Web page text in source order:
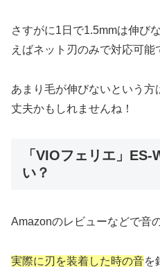
さすがに1日で1.5mmは伸び
えばネット刃のみで対応可能
あまり毛が伸びないという
丈夫かもしれませんね！
「VIOフェリエ」
い？
Amazonのレビューなどで音
実際に刃を装着した時の音を